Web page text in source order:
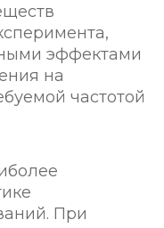
эффектами
на
частотой
При